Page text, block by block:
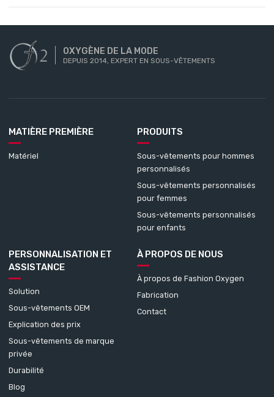
OXYGÈNE DE LA MODE
DEPUIS 2014, EXPERT EN SOUS-VÊTEMENTS
MATIÈRE PREMIÈRE
Matériel
PRODUITS
Sous-vêtements pour hommes
personnalisés
Sous-vêtements personnalisés
pour femmes
Sous-vêtements personnalisés
pour enfants
PERSONNALISATION ET
ASSISTANCE
Solution
Sous-vêtements OEM
Explication des prix
Sous-vêtements de marque
privée
Durabilité
Blog
À PROPOS DE NOUS
À propos de Fashion Oxygen
Fabrication
Contact